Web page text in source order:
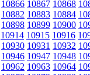
10866 10867 10868
10882 10883 10884
10898 10899 10900
10914 10915 10916
10930 10931 10932
10946 10947 10948
10962 10963 10964